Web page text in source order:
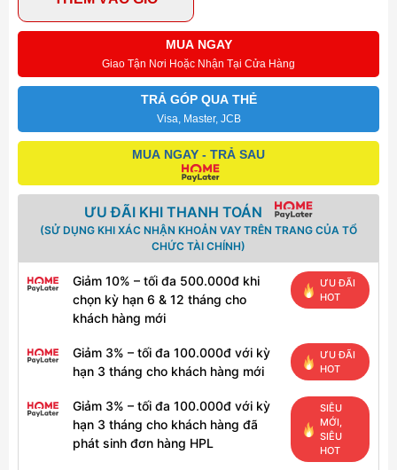
MUA NGAY
Giao Tận Nơi Hoặc Nhận Tại Cửa Hàng
TRẢ GÓP QUA THẺ
Visa, Master, JCB
MUA NGAY - TRẢ SAU
ƯU ĐÃI KHI THANH TOÁN
(SỬ DỤNG KHI XÁC NHẬN KHOẢN VAY TRÊN TRANG CỦA TỔ
CHỨC TÀI CHÍNH)
Giảm 10% – tối đa 500.000đ khi
chọn kỳ hạn 6 & 12 tháng cho
khách hàng mới
ƯU ĐÃI
HOT
Giảm 3% – tối đa 100.000đ với kỳ
hạn 3 tháng cho khách hàng mới
ƯU ĐÃI
HOT
Giảm 3% – tối đa 100.000đ với kỳ
hạn 3 tháng cho khách hàng đã
phát sinh đơn hàng HPL
SIÊU
MỚI,
SIÊU
HOT